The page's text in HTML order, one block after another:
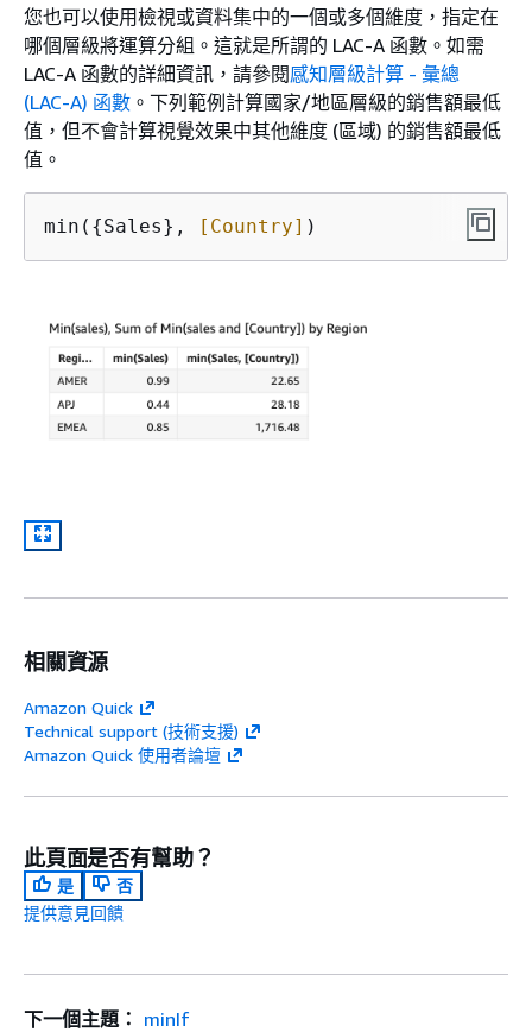
您也可以使用檢視或資料集中的一個或多個維度，指定在
哪個層級將運算分組。這就是所謂的 LAC-A 函數。如需
LAC-A 函數的詳細資訊，請參閱感知層級計算 - 彙總
(LAC-A) 函數 。下列範例計算國家/地區層級的銷售額最低
值，但不會計算視覺效果中其他維度 (區域) 的銷售額最低
值。
min( {Sales}, [Country] )
相關資源
Amazon Quick
Technical support (技術支援)
Amazon Quick 使用者論壇
此頁面是否有幫助？
是
否
提供意見回饋
下一個主題： minIf